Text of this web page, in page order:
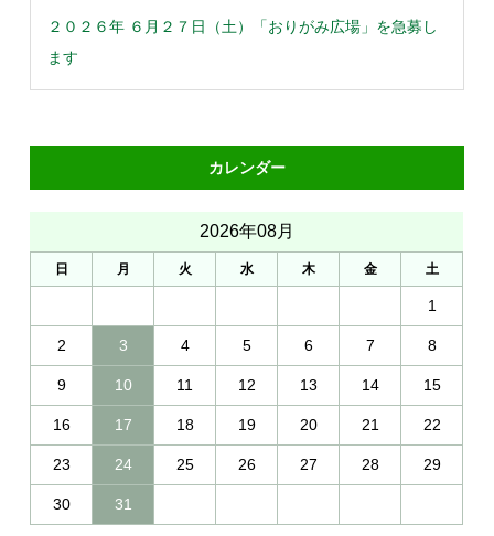
２０２６年 ６月２７日（土）「おりがみ広場」を急募し
ます
カレンダー
2026年08月
日 月 火 水 木 金 土
1
2 3 4 5 6 7 8
9 10 11 12 13 14 15
16 17 18 19 20 21 22
23 24 25 26 27 28 29
30 31